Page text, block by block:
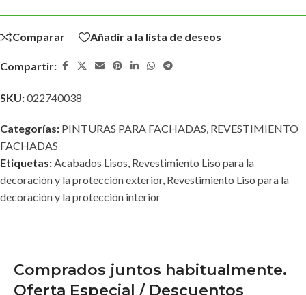
Comparar Añadir a la lista de deseos
Compartir:
SKU:022740038
Categorías: PINTURAS PARA FACHADAS REVESTIMIENTO
FACHADAS
Etiquetas: Acabados Lisos Revestimiento Liso para la
decoración y la protección exterior, Revestimiento Liso para la
decoración y la protección interior
Comprados juntos habitualmente.
Oferta Especial / Descuentos